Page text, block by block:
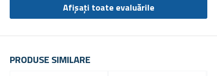
PRODUSE SIMILARE
Afișați toate evaluările